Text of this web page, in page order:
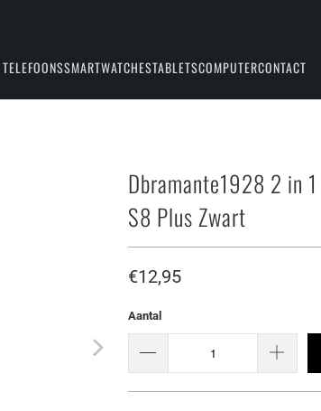
TELEFOONSSMARTWATCHESTABLETSCOMPUTERCONTACT
Dbramante1928 2 in
S8 Plus Zwart
€12,95
Aantal